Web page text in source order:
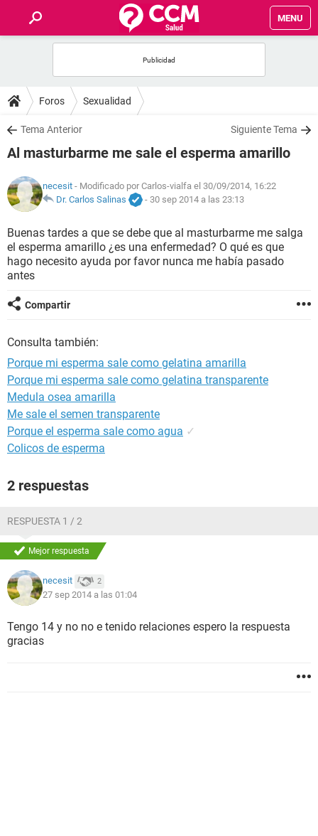
MENU
FOROS
SALUD
NUTRICIÓN
BIENESTAR
SEXUALIDAD
GLOSARIO
Foros Sexualidad
Tema Anterior Siguiente Tema
Al masturbarme me sale el esperma amarillo
necesit - Modificado por Carlos-vialfa el 30/09/2014, 16:22
Dr. Carlos Salinas
- 30 sep 2014 a las 23:13
Buenas tardes a que se debe que al masturbarme me salga
el esperma amarillo ¿es una enfermedad? O qué es que
hago necesito ayuda por favor nunca me había pasado
antes
Compartir
Consulta también:
Porque mi esperma sale como gelatina amarilla
Porque mi esperma sale como gelatina transparente
Medula osea amarilla
Me sale el semen transparente
Porque el esperma sale como agua ✓
Colicos de esperma
2 respuestas
RESPUESTA 1 / 2
Mejor respuesta
necesit 2
27 sep 2014 a las 01:04
Tengo 14 y no no e tenido relaciones espero la respuesta
gracias